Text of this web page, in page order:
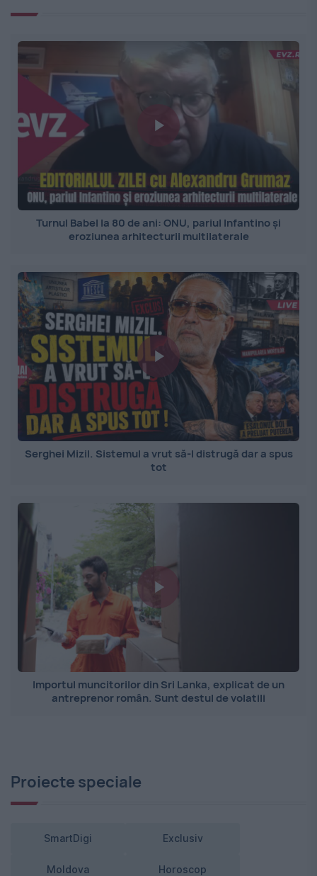
Turnul Babel la 80 de ani: ONU, pariul Infantino și
eroziunea arhitecturii multilaterale
Serghei Mizil. Sistemul a vrut să-l distrugă dar a spus
tot
Importul muncitorilor din Sri Lanka, explicat de un
antreprenor român. Sunt destul de volatili
Proiecte speciale
SmartDigi Exclusiv
Moldova Horoscop